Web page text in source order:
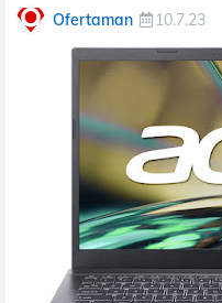
Ofertaman 10.7.23